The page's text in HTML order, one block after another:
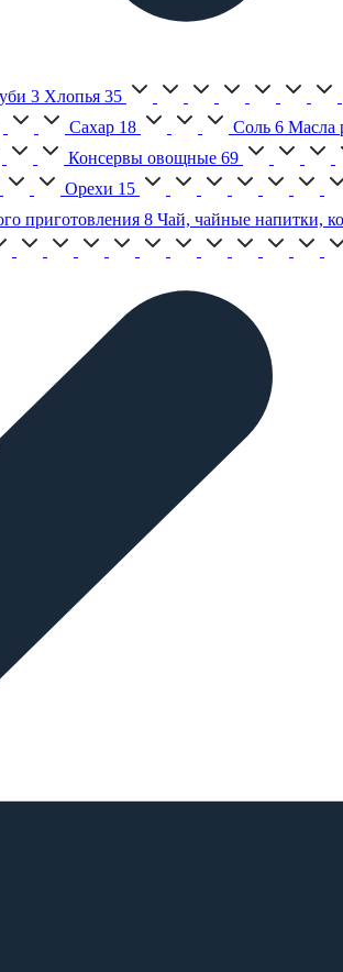
3 Хлопья 35
Сахар 18 Соль 6 Масла
Консервы овощные 69
Орехи 15
приготовления 8 Чай, чайные напитки,